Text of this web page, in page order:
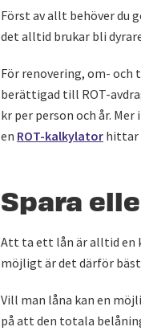
Först av allt behöver du
det alltid brukar bli
För renovering, om- och
berättigad till ROT-
kr per person och år.
en ROT-kalkylator hittar
Spara
Att ta ett lån är alltid en
möjligt är det därför
Vill man låna kan en
på att den totala